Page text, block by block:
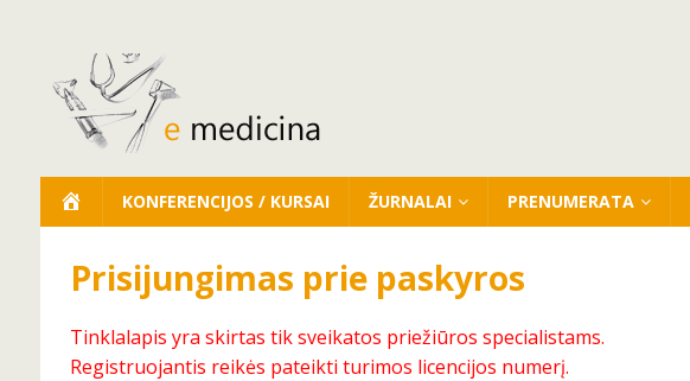
KONFERENCIJOS / KURSAI ŽURNALAI PRENUMERATA
Prisijungimas prie paskyros
Tinklalapis yra skirtas tik sveikatos priežiūros specialistams.
Registruojantis reikės pateikti turimos licencijos numerį.